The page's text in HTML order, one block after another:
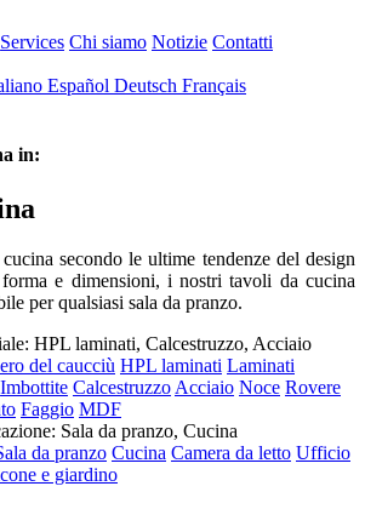
Services Chi siamo Notizie Contatti
Español Deutsch Français
in:
secondo le ultime tendenze del design
e dimensioni, i nostri tavoli da cucina
per qualsiasi sala da pranzo.
HPL laminati, Calcestruzzo, Acciaio
del caucciù HPL laminati Laminati
Imbottite CalcestruzzoAcciaio Noce Rovere
Faggio MDF
Sala da pranzo, Cucina
da pranzo Cucina Camera da letto Ufficio
e giardino